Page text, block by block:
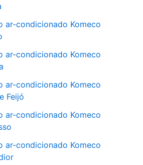
ar-condicionado Komeco
ar-condicionado Komeco
ar-condicionado Komeco
Feijó
ar-condicionado Komeco
ar-condicionado Komeco